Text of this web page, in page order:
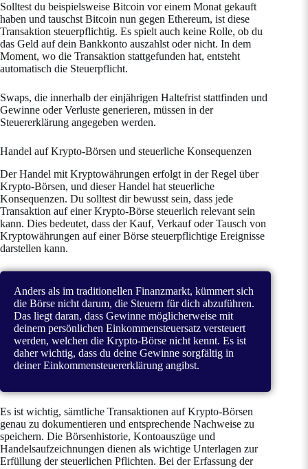
Solltest du beispielsweise Bitcoin vor einem Monat gekauft
haben und tauschst Bitcoin nun gegen Ethereum, ist diese
Transaktion steuerpflichtig. Es spielt auch keine Rolle, ob du
das Geld auf dein Bankkonto auszahlst oder nicht. In dem
Moment, wo die Transaktion stattgefunden hat, entsteht
automatisch die Steuerpflicht.
Swaps, die innerhalb der einjährigen Haltefrist stattfinden und
Gewinne oder Verluste generieren, müssen in der
Steuererklärung angegeben werden.
Handel auf Krypto-Börsen und steuerliche Konsequenzen
Der Handel mit Kryptowährungen erfolgt in der Regel über
Krypto-Börsen, und dieser Handel hat steuerliche
Konsequenzen. Du solltest dir bewusst sein, dass jede
Transaktion auf einer Krypto-Börse steuerlich relevant sein
kann. Dies bedeutet, dass der Kauf, Verkauf oder Tausch von
Kryptowährungen auf einer Börse steuerpflichtige Ereignisse
darstellen kann.
Anders als im traditionellen Finanzmarkt, kümmert sich
die Börse nicht darum, die Steuern für dich abzuführen.
Das liegt daran, dass Gewinne möglicherweise mit
deinem persönlichen Einkommensteuersatz versteuert
werden, welchen die Krypto-Börse nicht kennt. Es ist
daher wichtig, dass du deine Gewinne sorgfältig in
deiner Einkommensteuererklärung angibst.
Es ist wichtig, sämtliche Transaktionen auf Krypto-Börsen
genau zu dokumentieren und entsprechende Nachweise zu
speichern. Die Börsenhistorie, Kontoauszüge und
Handelsaufzeichnungen dienen als wichtige Unterlagen zur
Erfüllung der steuerlichen Pflichten. Bei der Erfassung der